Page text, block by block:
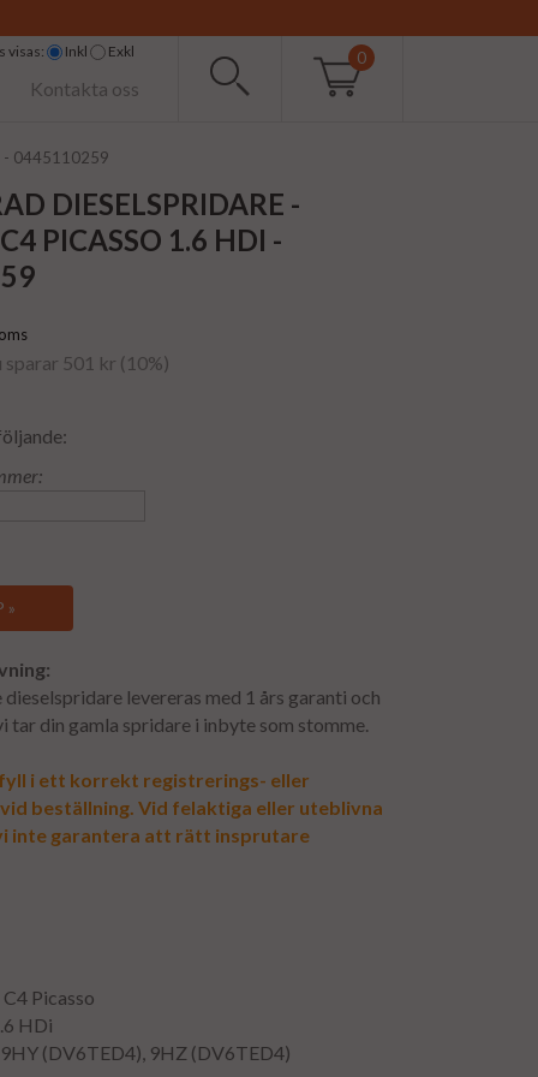
0
visas: Inkl Exkl
Kontakta oss
- 0445110259
DIESELSPRIDARE -
PICASSO 1.6 HDI -
501 kr (10%)
»
levereras med 1 års garanti och
tar din gamla spridare i inbyte som stomme.
i ett korrekt registrerings- eller
beställning. Vid felaktiga eller uteblivna
inte garantera att rätt insprutare
Picasso
HDi
(DV6TED4), 9HZ (DV6TED4)